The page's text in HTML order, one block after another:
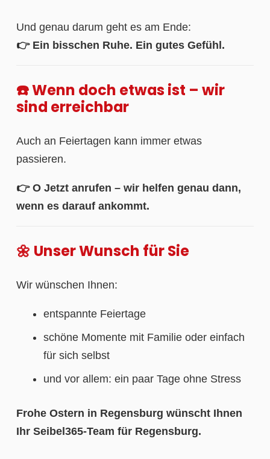
Und genau darum geht es am Ende:
👉 Ein bisschen Ruhe. Ein gutes Gefühl.
☎️ Wenn doch etwas ist – wir
sind erreichbar
Auch an Feiertagen kann immer etwas
passieren.
👉 O Jetzt anrufen – wir helfen genau dann,
wenn es darauf ankommt.
🌼 Unser Wunsch für Sie
Wir wünschen Ihnen:
entspannte Feiertage
schöne Momente mit Familie oder einfach
für sich selbst
und vor allem: ein paar Tage ohne Stress
Frohe Ostern in Regensburg wünscht Ihnen
Ihr Seibel365-Team für Regensburg.